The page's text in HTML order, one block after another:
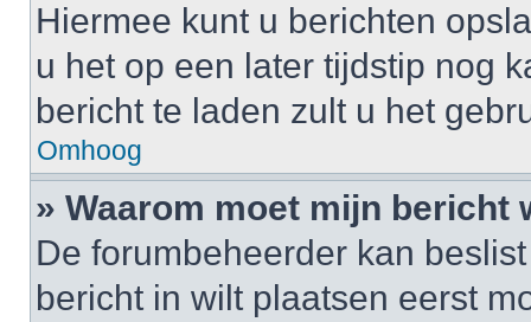
Hiermee kunt u berichten
u het op een later tijdstip nog
bericht te laden zult u het
Omhoog
» Waarom moet mijn bericht
De forumbeheerder kan
bericht in wilt plaatsen eerst